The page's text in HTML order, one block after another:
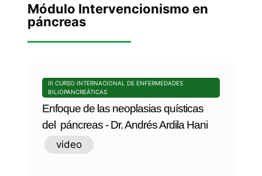
Módulo Intervencionismo en
páncreas
III CURSO INTERNACIONAL DE ENFERMEDADES
BILIOPANCREÁTICAS
Enfoque de las neoplasias quísticas
del páncreas - Dr. Andrés Ardila Hani
video